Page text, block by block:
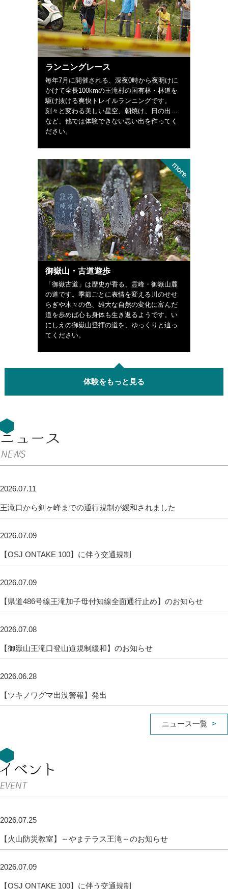
ランニングレース
毎年7月に開催される、深夜0時から夜明けに
かけて全長100kmの王滝村の国有林・林道を
駆け抜ける爽快トレイルランニングです。
刻々と変わる美しい星空、朝焼け、日の出…
など、他では体験できない思い出を作ってく
ださい。
御嶽山・古道遊歩
「御嶽古道」は歴史が香る、霊峰・御嶽山麓
の道です。季節ごとに表情を変える川のせせ
らぎや木々の色、雄大な自然の変化に富んだ
道を歩めば心も身体も生き返るようです。い
にしえの御嶽山登拝の道を、ゆっくりと辿っ
てください。
体験をもっと見る
2026.07.11
王滝口から剣ヶ峰までの通行規制が緩和されました
2026.07.09
【OSJ ONTAKE 100】に伴う交通規制
2026.07.09
【県道486号線王滝加子母付知線全面通行止め】のお知らせ
2026.07.08
【御嶽山王滝口登山道規制緩和】のお知らせ
2026.06.28
【ツキノワグマ出没警報】発出
ニュース一覧
2026.07.25
【火山防災教室】～やまテラス王滝～のお知らせ
2026.07.09
【OSJ ONTAKE 100】に伴う交通規制